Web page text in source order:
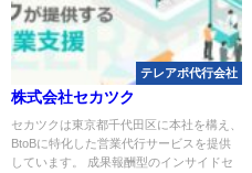
テレアポ代行会社
株式会社セカツク
セカツクは東京都千代田区に本社を構え、
BtoBに特化した営業代行サービスを提供
しています。 成果報酬型のインサイドセ